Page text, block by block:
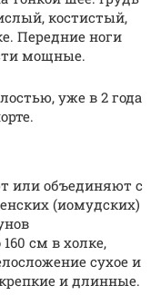
костистый,
Передние ноги
мощные.
уже в 2 года
или объединяют с
(иомудских)
см в холке,
сухое и
и длинные.